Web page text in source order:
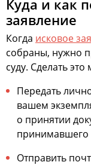
Куда и как
заявление
Когда исковое
собраны, нужно
суду. Сделать
Передать
вашем
о принятии
принимавшего
Отправить